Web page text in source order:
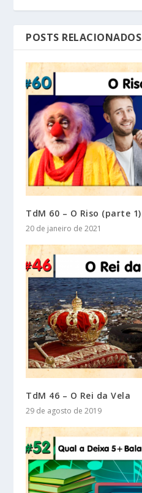
POSTS RELACIONADOS
TdM 60 – O Riso (parte 1)
20 de janeiro de 2021
TdM 46 – O Rei da Vela
29 de agosto de 2019